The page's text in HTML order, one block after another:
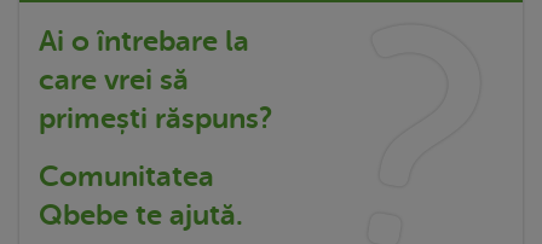
Ai o întrebare la
care vrei să
primești răspuns?
Comunitatea
Qbebe te ajută.